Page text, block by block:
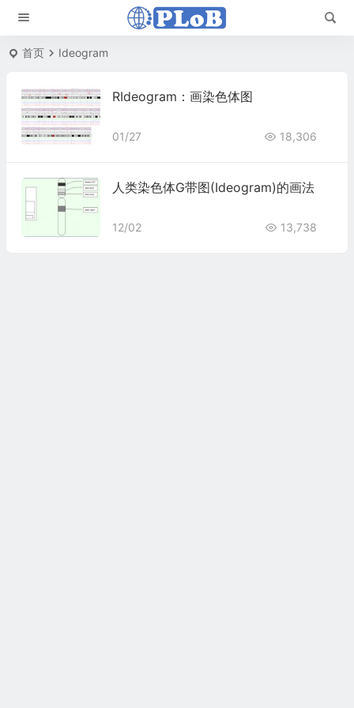
首页 Ideogram
RIdeogram：画染色体图
01/27 18,306
人类染色体G带图(Ideogram)的画法
12/02 13,738